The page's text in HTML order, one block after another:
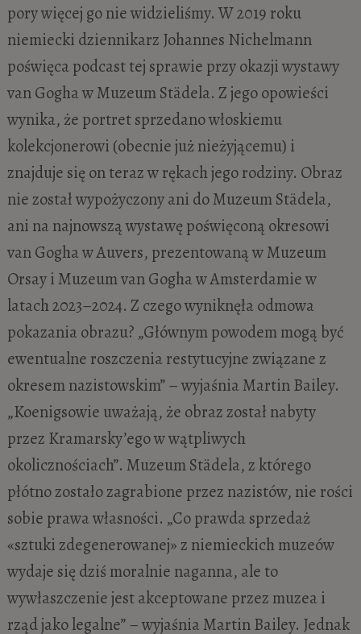
pory więcej go nie widzieliśmy. W 2019 roku
niemiecki dziennikarz Johannes Nichelmann
poświęca podcast tej sprawie przy okazji wystawy
van Gogha w Muzeum Städela. Z jego opowieści
wynika, że portret sprzedano włoskiemu
kolekcjonerowi (obecnie już nieżyjącemu) i
znajduje się on teraz w rękach jego rodziny. Obraz
nie został wypożyczony ani do Muzeum Städela,
ani na najnowszą wystawę poświęconą okresowi
van Gogha w Auvers, prezentowaną w Muzeum
Orsay i Muzeum van Gogha w Amsterdamie w
latach 2023–2024. Z czego wyniknęła odmowa
pokazania obrazu? „Głównym powodem mogą być
ewentualne roszczenia restytucyjne związane z
okresem nazistowskim” – wyjaśnia Martin Bailey.
„Koenigsowie uważają, że obraz został nabyty
przez Kramarsky’ego w wątpliwych
okolicznościach”. Muzeum Städela, z którego
płótno zostało zagrabione przez nazistów, nie rości
sobie prawa własności. „Co prawda sprzedaż
«sztuki zdegenerowanej» z niemieckich muzeów
wydaje się dziś moralnie naganna, ale to
wywłaszczenie jest akceptowane przez muzea i
rząd jako legalne” – wyjaśnia Martin Bailey. Jednak